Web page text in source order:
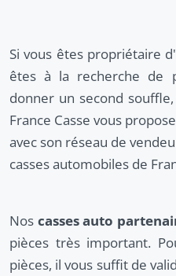
Si vous êtes propriétaire
êtes à la recherche de
donner un second
France Casse vous
avec son réseau de
casses automobiles de
Nos casses auto
pièces très important.
pièces, il vous suffit de